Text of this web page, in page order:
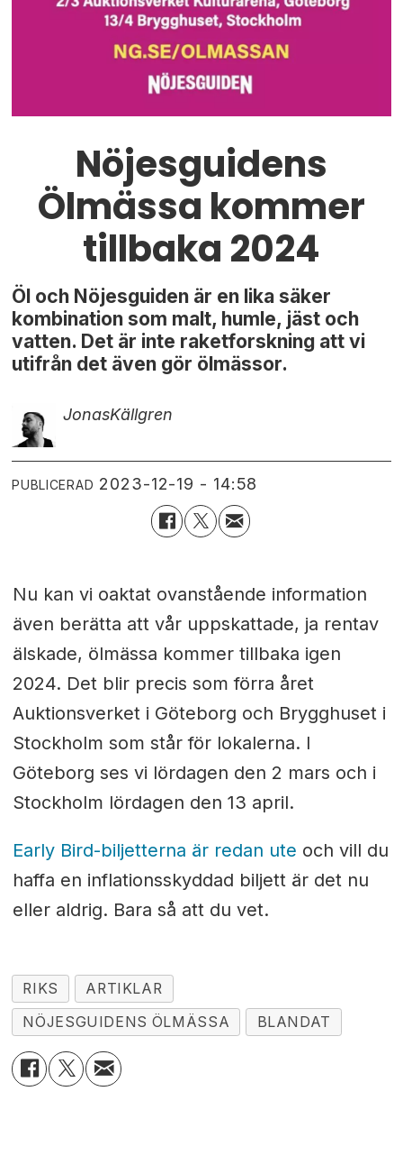
Nöjesguidens
Ölmässa kommer
tillbaka 2024
Öl och Nöjesguiden är en lika säker
kombination som malt, humle, jäst och
vatten. Det är inte raketforskning att vi
utifrån det även gör ölmässor.
JonasKällgren
PUBLICERAD 2023-12-19 - 14:58
Nu kan vi oaktat ovanstående information
även berätta att vår uppskattade, ja rentav
älskade, ölmässa kommer tillbaka igen
2024. Det blir precis som förra året
Auktionsverket i Göteborg och Brygghuset i
Stockholm som står för lokalerna. I
Göteborg ses vi lördagen den 2 mars och i
Stockholm lördagen den 13 april.
Early Bird-biljetterna är redan ute och vill du
haffa en inflationsskyddad biljett är det nu
eller aldrig. Bara så att du vet.
RIKS
ARTIKLAR
NÖJESGUIDENS ÖLMÄSSA
BLANDAT